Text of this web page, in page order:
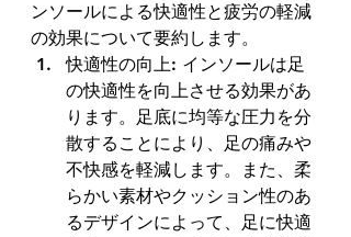
ンソールによる快適性と疲労の軽減
の効果について要約します。
快適性の向上: インソールは足
の快適性を向上させる効果があ
ります。足底に均等な圧力を分
散することにより、足の痛みや
不快感を軽減します。また、柔
らかい素材やクッション性のあ
るデザインによって、足に快適